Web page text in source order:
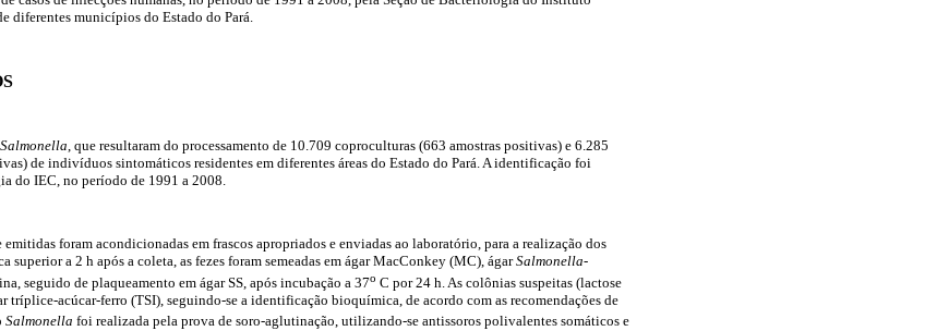
diferentes municípios do Estado do Pará.
Salmonella, que resultaram do processamento de 10.709 coproculturas (663 amostras positivas) e 6.285
de indivíduos sintomáticos residentes em diferentes áreas do Estado do Pará. A identificação foi
do IEC, no período de 1991 a 2008.
emitidas foram acondicionadas em frascos apropriados e enviadas ao laboratório, para a realização dos
superior a 2 h após a coleta, as fezes foram semeadas em ágar MacConkey (MC), ágarSalmonella-
seguido de plaqueamento em ágar SS, após incubação a 37o C por 24 h. As colônias suspeitas (lactose
tríplice-acúcar-ferro (TSI), seguindo-se a identificação bioquímica, de acordo com as recomendações de
Salmonella foi realizada pela prova de soro-aglutinação, utilizando-se antissoros polivalentes somáticos e